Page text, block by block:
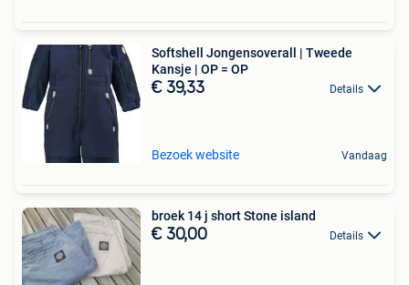
Softshell Jongensoverall | Tweede
Kansje | OP = OP
€ 39,33 Details
Bezoek website Vandaag
broek 14 j short Stone island
€ 30,00 Details